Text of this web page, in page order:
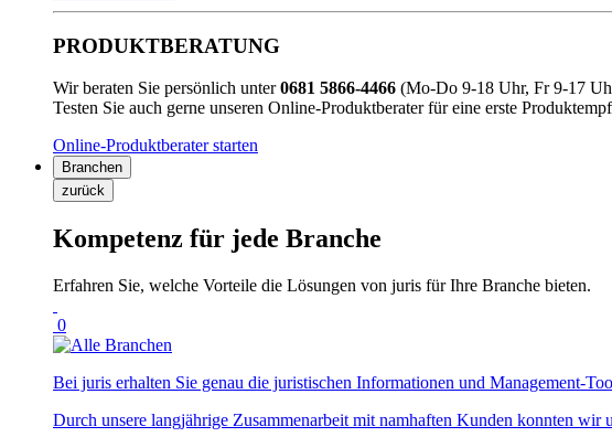
PRODUKTBERATUNG
Wir beraten Sie persönlich unter0681 5866-4466 (Mo-Do 9-18 Uhr, Fr 9-17
Testen Sie auch gerne unseren Online-Produktberater für eine erste
Online-Produktberater starten
Branchen
zurück
Kompetenz für jede Branche
Erfahren Sie, welche Vorteile die Lösungen von juris für Ihre Branche bieten.
0
Bei juris erhalten Sie genau die juristischen Informationen und Management-
Durch unsere langjährige Zusammenarbeit mit namhaften Kunden konnten